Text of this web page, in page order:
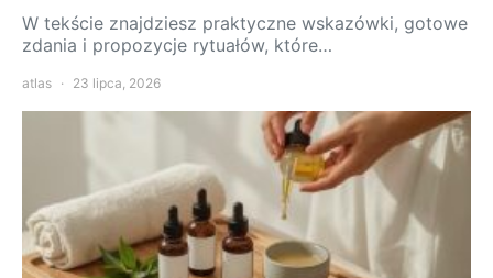
W tekście znajdziesz praktyczne wskazówki, gotowe
zdania i propozycje rytuałów, które…
atlas 23 lipca, 2026